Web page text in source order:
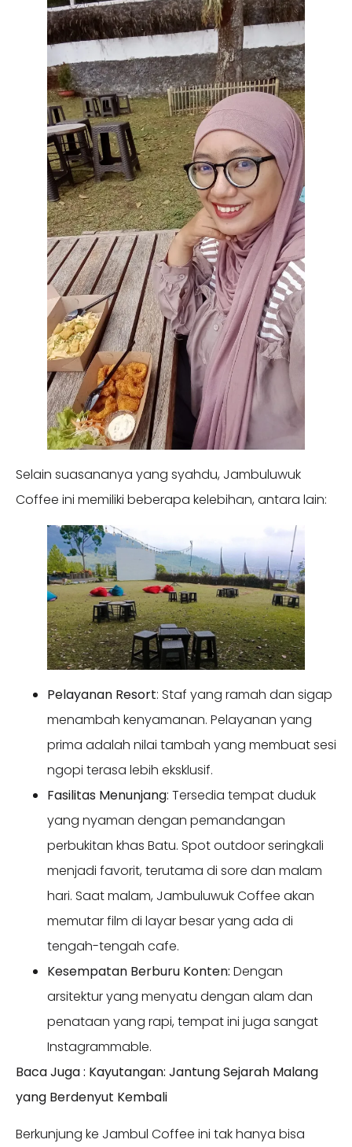
Selain suasananya yang syahdu, Jambuluwuk
Coffee ini memiliki beberapa kelebihan, antara lain:
Pelayanan Resort: Staf yang ramah dan sigap
menambah kenyamanan. Pelayanan yang
prima adalah nilai tambah yang membuat sesi
ngopi terasa lebih eksklusif.
Fasilitas Menunjang: Tersedia tempat duduk
yang nyaman dengan pemandangan
perbukitan khas Batu. Spot outdoor seringkali
menjadi favorit, terutama di sore dan malam
hari. Saat malam, Jambuluwuk Coffee akan
memutar film di layar besar yang ada di
tengah-tengah cafe.
Kesempatan Berburu Konten: Dengan
arsitektur yang menyatu dengan alam dan
penataan yang rapi, tempat ini juga sangat
Instagrammable.
Baca Juga : Kayutangan: Jantung Sejarah Malang
yang Berdenyut Kembali
Berkunjung ke Jambul Coffee ini tak hanya bisa